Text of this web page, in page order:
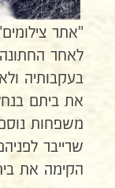
"אתר
לאחר
בעקבותיה
את ביתם
משפחות
שרייבר
הקימה את